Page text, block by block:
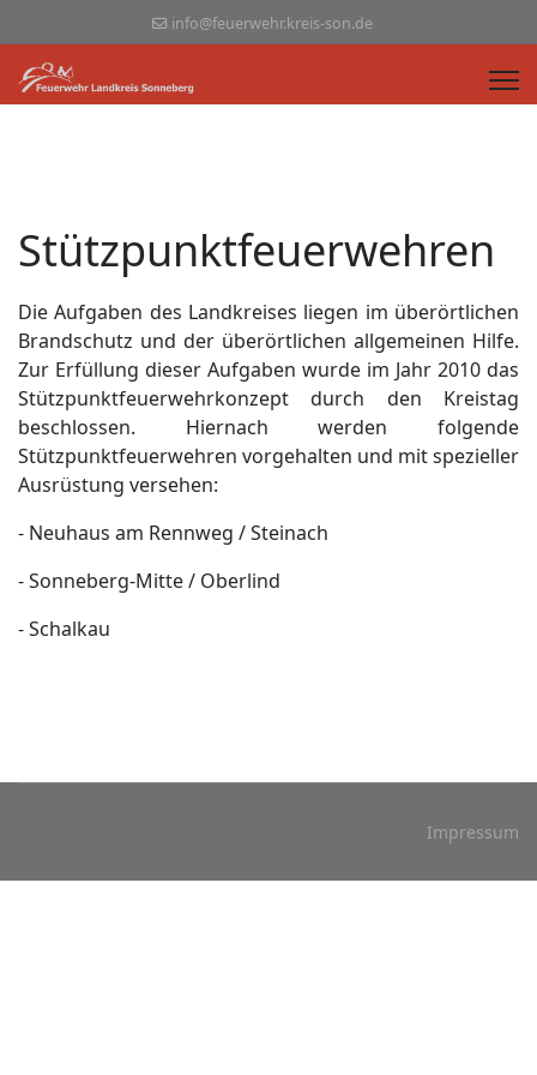
info@feuerwehr.kreis-son.de
Stützpunktfeuerwehren
Die Aufgaben des Landkreises liegen im überörtlichen
Brandschutz und der überörtlichen allgemeinen Hilfe.
Zur Erfüllung dieser Aufgaben wurde im Jahr 2010 das
Stützpunktfeuerwehrkonzept durch den Kreistag
beschlossen. Hiernach werden folgende
Stützpunktfeuerwehren vorgehalten und mit spezieller
Ausrüstung versehen:
- Neuhaus am Rennweg / Steinach
- Sonneberg-Mitte / Oberlind
- Schalkau
Impressum